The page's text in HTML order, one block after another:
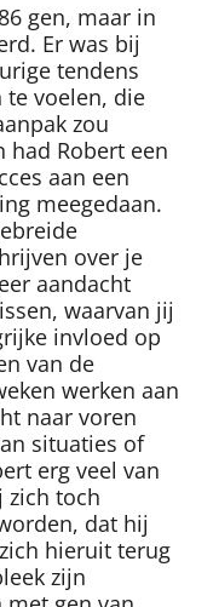
gen, maar in
Er was bij
tendens
te voelen, die
zou
had Robert een
aan een
meegedaan.
over je
aandacht
waarvan jij
invloed op
van de
werken aan
naar voren
situaties of
erg veel van
zich toch
dat hij
hieruit terug
zijn